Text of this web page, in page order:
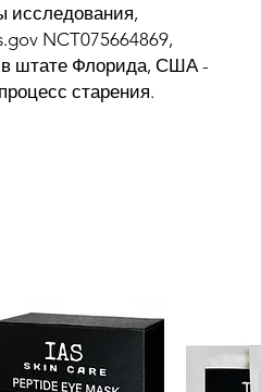
исследования,
NCT075664869,
в штате Флорида, США -
старения.